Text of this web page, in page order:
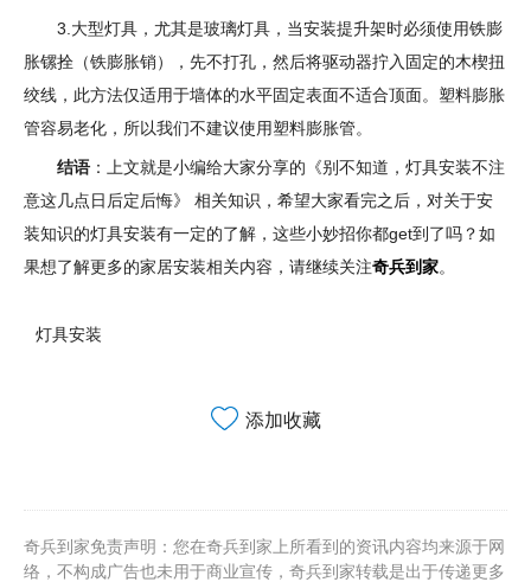
3.大型灯具，尤其是玻璃灯具，当安装提升架时必须使用铁膨
胀镙拴（铁膨胀销），先不打孔，然后将驱动器拧入固定的木楔扭
绞线，此方法仅适用于墙体的水平固定表面不适合顶面。塑料膨胀
管容易老化，所以我们不建议使用塑料膨胀管。
结语 ：上文就是小编给大家分享的《别不知道，灯具安装不注
意这几点日后定后悔》 相关知识，希望大家看完之后，对关于安
装知识的灯具安装有一定的了解，这些小妙招你都get到了吗？如
果想了解更多的家居安装相关内容，请继续关注奇兵到家。
灯具安装
添加收藏
奇兵到家免责声明：您在奇兵到家上所看到的资讯内容均来源于网
络，不构成广告也未用于商业宣传，奇兵到家转载是出于传递更多